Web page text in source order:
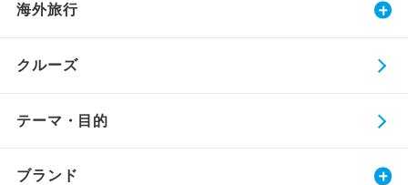
海外旅行
クルーズ
テーマ・目的
ブランド